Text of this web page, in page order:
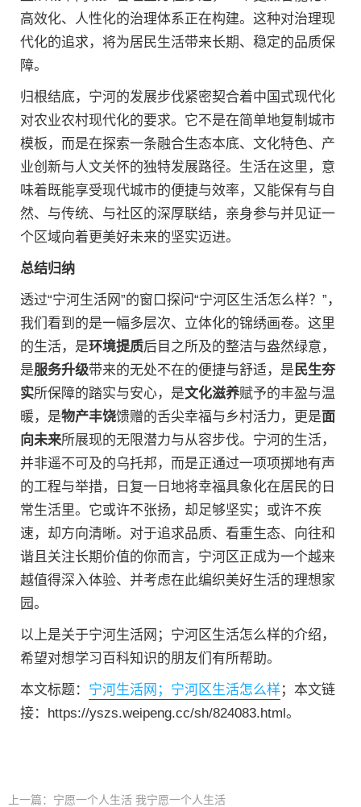
高效化、人性化的治理体系正在构建。这种对治理现
代化的追求，将为居民生活带来长期、稳定的品质保
障。
归根结底，宁河的发展步伐紧密契合着中国式现代化
对农业农村现代化的要求。它不是在简单地复制城市
模板，而是在探索一条融合生态本底、文化特色、产
业创新与人文关怀的独特发展路径。生活在这里，意
味着既能享受现代城市的便捷与效率，又能保有与自
然、与传统、与社区的深厚联结，亲身参与并见证一
个区域向着更美好未来的坚实迈进。
总结归纳
透过“宁河生活网”的窗口探问“宁河区生活怎么样？”，
我们看到的是一幅多层次、立体化的锦绣画卷。这里
的生活，是环境提质后目之所及的整洁与盎然绿意，
是服务升级带来的无处不在的便捷与舒适，是 民生夯
实所保障的踏实与安心，是文化滋养赋予的丰盈与温
暖，是物产丰饶馈赠的舌尖幸福与乡村活力，更是面
向未来所展现的无限潜力与从容步伐。宁河的生活，
并非遥不可及的乌托邦，而是正通过一项项掷地有声
的工程与举措，日复一日地将幸福具象化在居民的日
常生活里。它或许不张扬，却足够坚实；或许不疾
速，却方向清晰。对于追求品质、看重生态、向往和
谐且关注长期价值的你而言，宁河区正成为一个越来
越值得深入体验、并考虑在此编织美好生活的理想家
园。
以上是关于宁河生活网；宁河区生活怎么样的介绍，
希望对想学习百科知识的朋友们有所帮助。
本文标题： 宁河生活网；宁河区生活怎么样 ；本文链
接：https://yszs.weipeng.cc/sh/824083.html。
上一篇： 宁愿一个人生活 我宁愿一个人生活